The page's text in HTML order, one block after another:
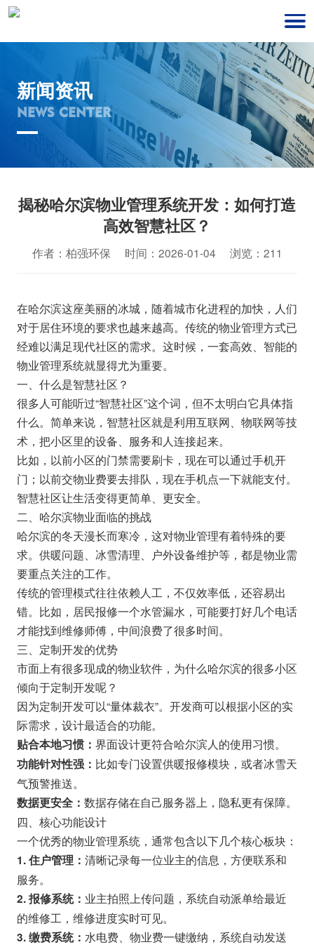
新闻资讯
NEWS CENTER
揭秘哈尔滨物业管理系统开发：如何打造
高效智慧社区？
作者：柏强环保 时间：2026-01-04 浏览：211
在哈尔滨这座美丽的冰城，随着城市化进程的加快，人们
对于居住环境的要求也越来越高。传统的物业管理方式已
经难以满足现代社区的需求。这时候，一套高效、智能的
物业管理系统就显得尤为重要。
一、什么是智慧社区？
很多人可能听过“智慧社区”这个词，但不太明白它具体指
什么。简单来说，智慧社区就是利用互联网、物联网等技
术，把小区里的设备、服务和人连接起来。
比如，以前小区的门禁需要刷卡，现在可以通过手机开
门；以前交物业费要去排队，现在手机点一下就能支付。
智慧社区让生活变得更简单、更安全。
二、哈尔滨物业面临的挑战
哈尔滨的冬天漫长而寒冷，这对物业管理有着特殊的要
求。供暖问题、冰雪清理、户外设备维护等，都是物业需
要重点关注的工作。
传统的管理模式往往依赖人工，不仅效率低，还容易出
错。比如，居民报修一个水管漏水，可能要打好几个电话
才能找到维修师傅，中间浪费了很多时间。
三、定制开发的优势
市面上有很多现成的物业软件，为什么哈尔滨的很多小区
倾向于定制开发呢？
因为定制开发可以“量体裁衣”。开发商可以根据小区的实
际需求，设计最适合的功能。
贴合本地习惯： 界面设计更符合哈尔滨人的使用习惯。
功能针对性强： 比如专门设置供暖报修模块，或者冰雪天
气预警推送。
数据更安全： 数据存储在自己服务器上，隐私更有保障。
四、核心功能设计
一个优秀的物业管理系统，通常包含以下几个核心板块：
1. 住户管理： 清晰记录每一位业主的信息，方便联系和
服务。
2. 报修系统： 业主拍照上传问题，系统自动派单给最近
的维修工，维修进度实时可见。
3. 缴费系统： 水电费、物业费一键缴纳，系统自动发送